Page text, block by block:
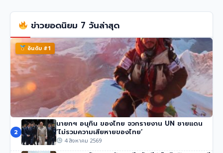
o
t
s
p
a
g
i
n
ข่าวยอดนิยม 7 วันล่าสุด
อันดับ #1
นักปีนเขาชื่อดัง นิมมัล ปูร์จา เสียชีวิตในหิมะถล่มปากีสถาน
52 วิว• 1 สิงหาคม 2569
2
นายกฯ อนุทิน ของไทย จวกรายงาน UN ชายแดน
‘ไม่รวมความเสียหายของไทย’
4 สิงหาคม 2569